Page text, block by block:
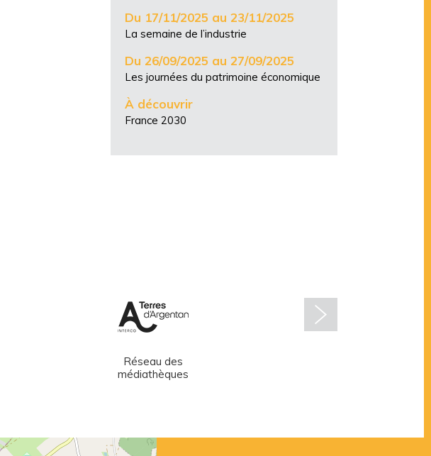
Du 17/11/2025 au 23/11/2025
La semaine de l’industrie
Du 26/09/2025 au 27/09/2025
Les journées du patrimoine économique
À découvrir
France 2030
Réseau des
médiathèques